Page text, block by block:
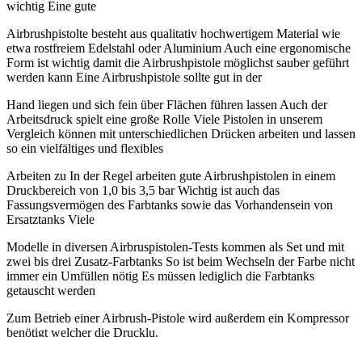
wichtig Eine gute
Airbrushpistolte besteht aus qualitativ hochwertigem Material wie
etwa rostfreiem Edelstahl oder Aluminium Auch eine ergonomische
Form ist wichtig damit die Airbrushpistole möglichst sauber geführt
werden kann Eine Airbrushpistole sollte gut in der
Hand liegen und sich fein über Flächen führen lassen Auch der
Arbeitsdruck spielt eine große Rolle Viele Pistolen in unserem
Vergleich können mit unterschiedlichen Drücken arbeiten und lassen
so ein vielfältiges und flexibles
Arbeiten zu In der Regel arbeiten gute Airbrushpistolen in einem
Druckbereich von 1,0 bis 3,5 bar Wichtig ist auch das
Fassungsvermögen des Farbtanks sowie das Vorhandensein von
Ersatztanks Viele
Modelle in diversen Airbruspistolen-Tests kommen als Set und mit
zwei bis drei Zusatz-Farbtanks So ist beim Wechseln der Farbe nicht
immer ein Umfüllen nötig Es müssen lediglich die Farbtanks
getauscht werden
Zum Betrieb einer Airbrush-Pistole wird außerdem ein Kompressor
benötigt welcher die Drucklu.